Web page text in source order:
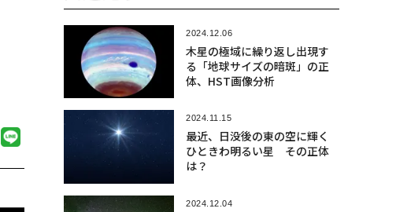
2024.12.06
木星の極域に繰り返し出現す
る「地球サイズの暗斑」の正
体、HST画像分析
2024.11.15
最近、日没後の東の空に輝く
ひときわ明るい星 その正体
は？
2024.12.04